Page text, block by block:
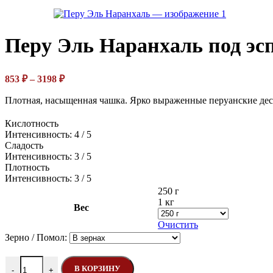
Перу Эль Наранхаль под
853 ₽ – 3198 ₽Диапазон
853 ₽
Плотная, насыщенная чашка. Ярко выраженные перуанские
Кислотность
Интенсивность: 4 / 5
Сладость
Интенсивность: 3 / 5
Плотность
Интенсивность: 3 / 5
Вес
250 г
1 кг
Очистить
Зерно / Помол:
-
Количество товара Перу Эль Наранхаль
+ В КОРЗИНУ